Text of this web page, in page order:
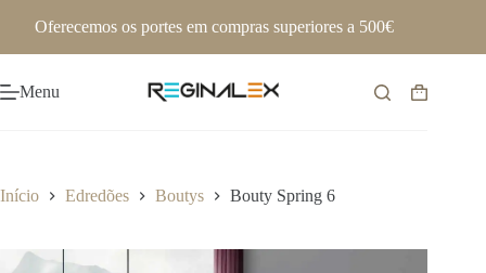
Oferecemos os portes em compras superiores a 500€
Menu
Carrinho
Início Edredões Boutys Bouty Spring 6